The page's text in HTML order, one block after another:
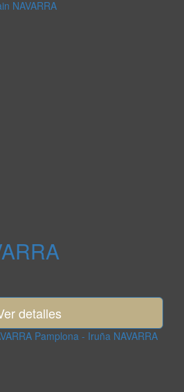
detalles